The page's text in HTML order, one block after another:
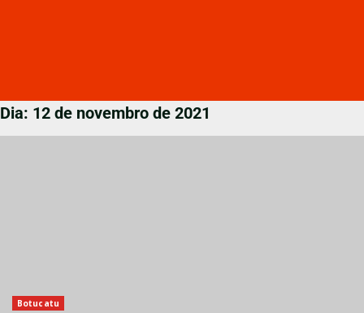
Dia: 12 de novembro de 2021
Botucatu